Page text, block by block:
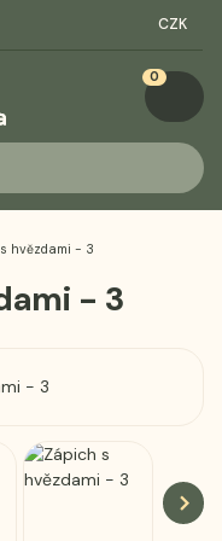
CZK
0
hvězdami - 3
- 3